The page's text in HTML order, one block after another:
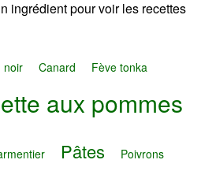
ingrédient pour voir les recettes
noir Canard Fève tonka
aux pommes
Pâtes Poivrons